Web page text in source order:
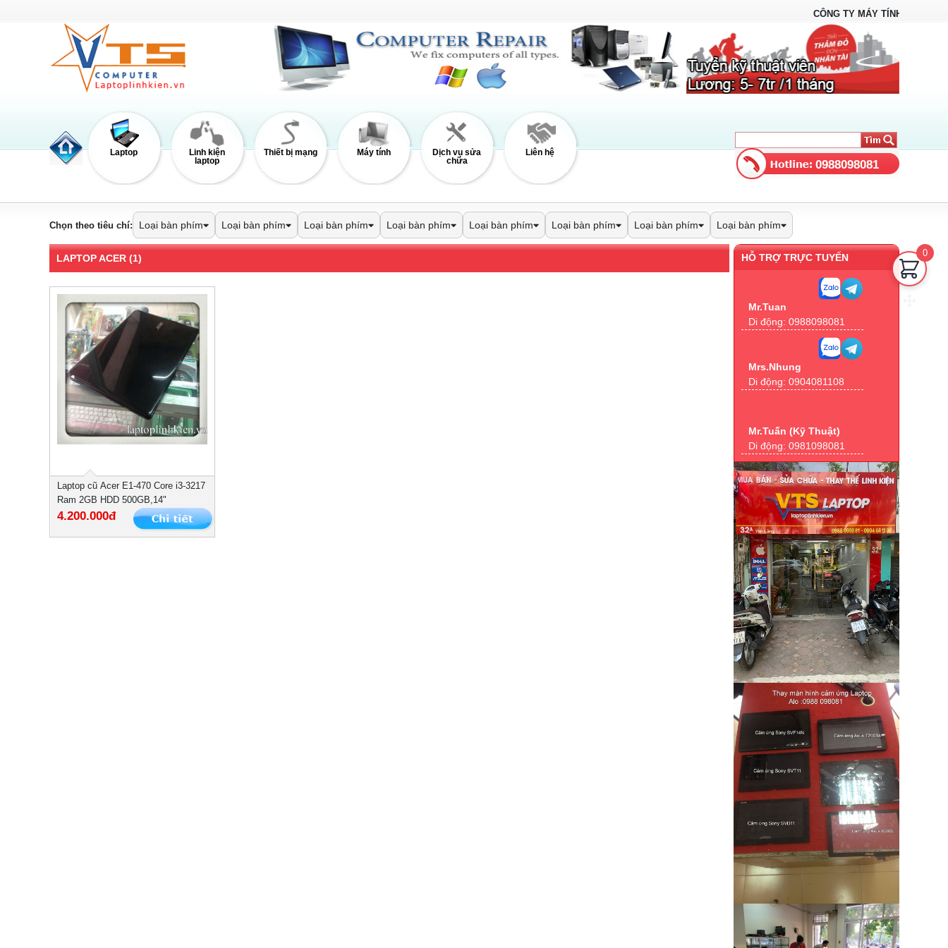
CÔNG TY MÁY TÍNH VTS -
Laptop
Linh kiện
laptop
Thiết bị mạng Máy tính
Dịch vụ sửa
chữa
Liên hệ
0988098081
Chọn theo tiêu chí: Loại bàn phím Loại bàn phím Loại bàn phím Loại bàn phím Loại bàn phím Loại bàn phím Loại bàn phím Loại bàn phím
LAPTOP ACER (1)
Laptop cũ Acer E1-470 Core i3-3217
Ram 2GB HDD 500GB,14"
4.200.000đ
HỖ TRỢ TRỰC TUYẾN
Mr.Tuan
Di động: 0988098081
Mrs.Nhung
Di động: 0904081108
Mr.Tuấn (Kỹ Thuật)
Di động: 0981098081
0